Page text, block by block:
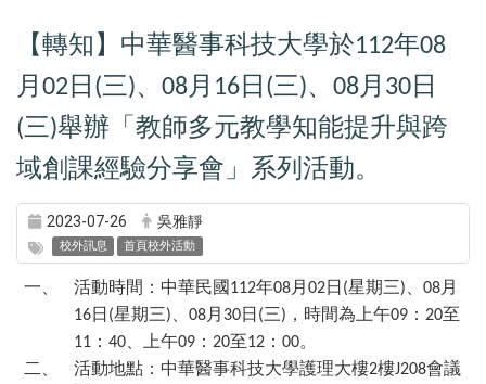
【轉知】中華醫事科技大學於112年08
月 02 日 (三)、 08 月 16 日 (三)、 08 月 30 日
(三)舉辦「教師多元教學知能提升與跨
域創課經驗分享會」系列活動。
2023-07-26 吳雅靜
校外訊息 首頁校外活動
一、 活動時間：中華民國 112年08月 02日 (星期三) 08月
16日 (星期三) 08月 30日 (三) ，時間為上午09 ： 20至
11 ： 40 、上午09 ： 20至12 ： 00。
二、
活動地點：中華醫事科技大學護理大樓2樓J208會議